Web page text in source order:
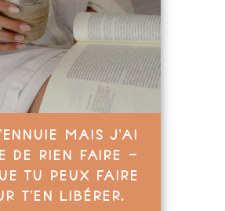
mais j’ai
de rien faire –
tu peux faire
t’en libérer.